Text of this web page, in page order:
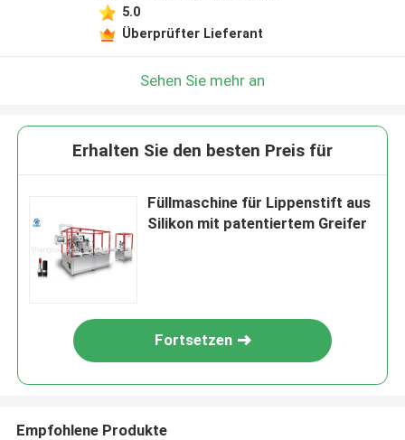
5.0
Überprüfter Lieferant
Sehen Sie mehr an
Erhalten Sie den besten Preis für
Füllmaschine für Lippenstift aus
Silikon mit patentiertem Greifer
Fortsetzen
Empfohlene Produkte